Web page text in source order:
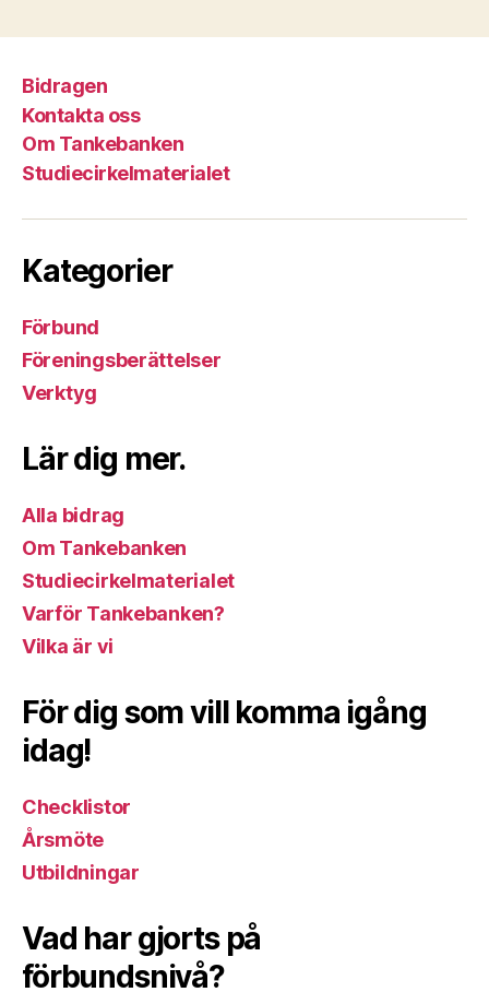
Bidragen
Kontakta oss
Om Tankebanken
Studiecirkelmaterialet
Kategorier
Förbund
Föreningsberättelser
Verktyg
Lär dig mer.
Alla bidrag
Om Tankebanken
Studiecirkelmaterialet
Varför Tankebanken?
Vilka är vi
För dig som vill komma igång
idag!
Checklistor
Årsmöte
Utbildningar
Vad har gjorts på
förbundsnivå?